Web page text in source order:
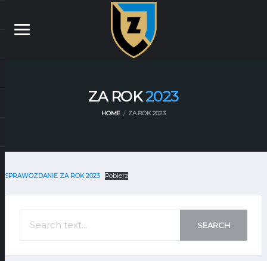
ZA ROK2023
HOME ZA ROK 2023
SPRAWOZDANIE ZA ROK 2023 Pobierz
SEARCH